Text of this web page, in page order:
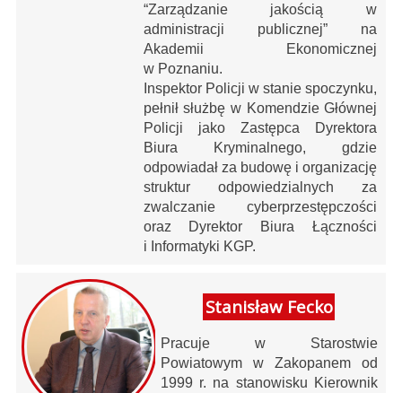
“Zarządzanie jakością w
administracji publicznej” na
Akademii Ekonomicznej
w Poznaniu.
Inspektor Policji w stanie spoczynku,
pełnił służbę w Komendzie Głównej
Policji jako Zastępca Dyrektora
Biura Kryminalnego, gdzie
odpowiadał za budowę i organizację
struktur odpowiedzialnych za
zwalczanie cyberprzestępczości
oraz Dyrektor Biura Łączności
i Informatyki KGP.
Stanisław Fecko
Pracuje w Starostwie
Powiatowym w Zakopanem od
1999 r. na stanowisku Kierownik